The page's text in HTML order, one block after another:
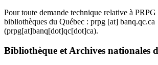
Pour toute demande technique relative à
bibliothèques du Québec : prpg [at] banq.qc.ca
(prpg[at]banq[dot]qc[dot]ca).
Bibliothèque et Archives nationales